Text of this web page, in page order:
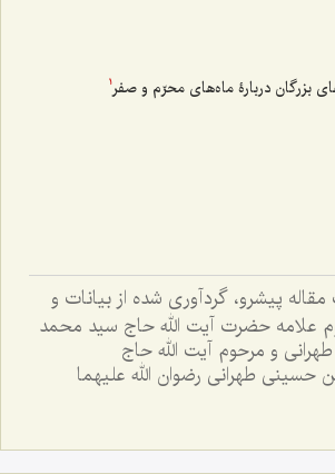
بزرگان دربارۀ ماه‌های محرّم و صفر1
پیشرو، گردآوری شده از بیانات و
علامه حضرت آیت الله حاج سید محمد
و مرحوم آیت الله حاج
طهرانی رضوان الله علیهما